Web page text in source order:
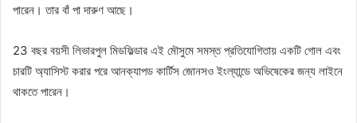
পারেন। তার বাঁ পা দারুণ আছে।
23 বছর বয়সী লিভারপুল মিডফিল্ডার এই মৌসুমে সমস্ত প্রতিযোগিতায় একটি গোল এবং
চারটি অ্যাসিস্ট করার পরে আনক্যাপড কার্টিস জোনসও ইংল্যান্ডে অভিষেকের জন্য লাইনে
থাকতে পারেন।